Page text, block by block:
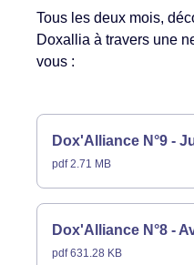
Tous les deux mois,
Doxallia à travers une
vous :
Dox'Alliance N°9 -
pdf 2.71 MB
Dox'Alliance N°8 -
pdf 631.28 KB